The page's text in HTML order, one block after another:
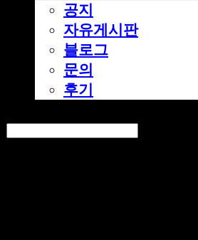
공지
자유게시판
블로그
문의
후기